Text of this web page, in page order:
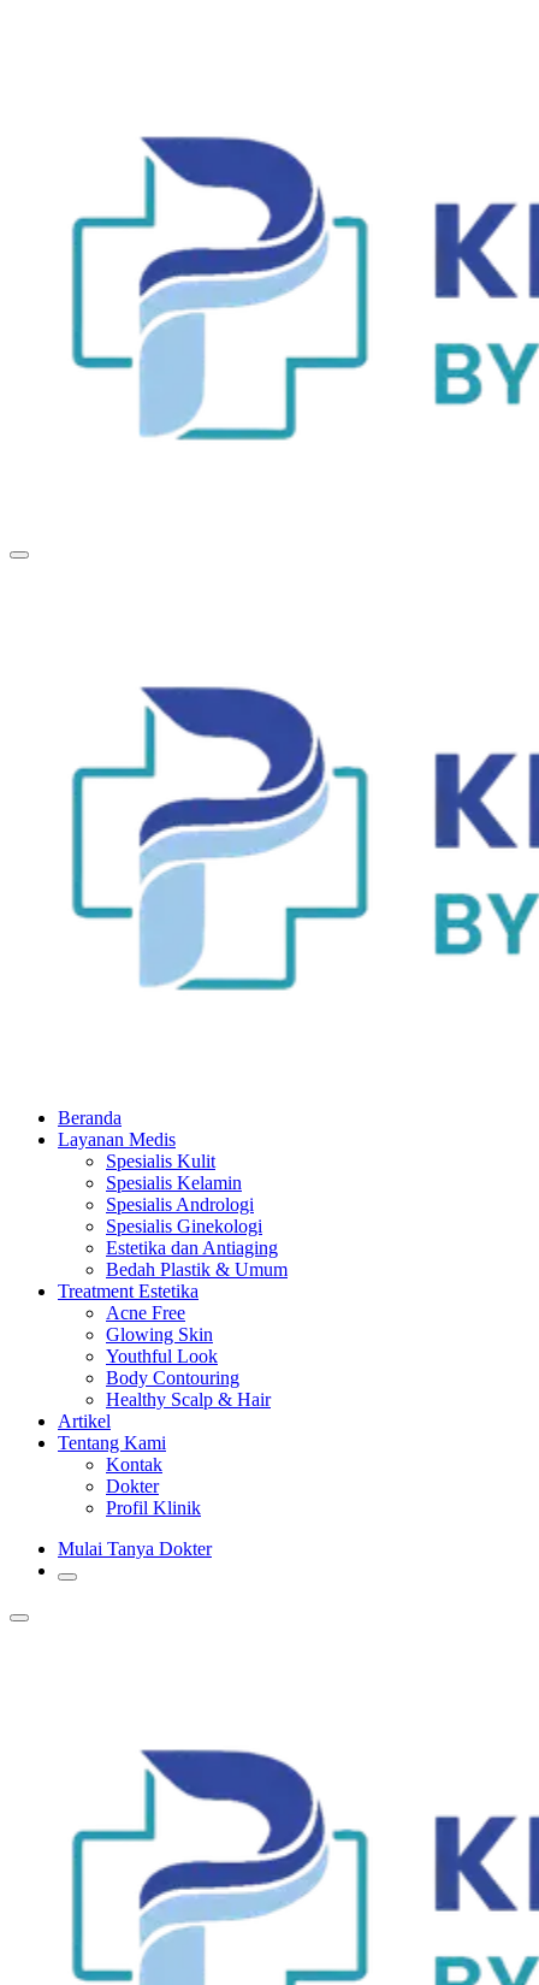
Beranda
Layanan Medis
Spesialis Kulit
Spesialis Kelamin
Spesialis Andrologi
Spesialis Ginekologi
Estetika dan Antiaging
Bedah Plastik & Umum
Treatment Estetika
Acne Free
Glowing Skin
Youthful Look
Body Contouring
Healthy Scalp & Hair
Artikel
Tentang Kami
Kontak
Dokter
Profil Klinik
Mulai Tanya Dokter